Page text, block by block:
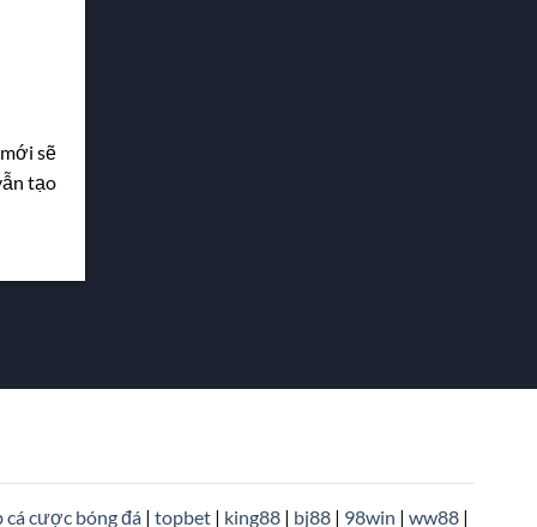
sẽ
tạo
cá cược bóng đá | topbet | king88 | bj88 | 98win | ww88 |